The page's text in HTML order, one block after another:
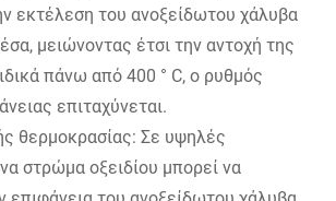
εκτέλεση του ανοξείδωτου χάλυβα
μειώνοντας έτσι την αντοχή της
πάνω από 400 ° C, ο ρυθμός
επιταχύνεται.
θερμοκρασίας: Σε υψηλές
στρώμα οξειδίου μπορεί να